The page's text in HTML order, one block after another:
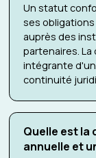
Un statut
ses
auprès des
partenaires.
intégrante
continuité
Quelle est la
annuelle et